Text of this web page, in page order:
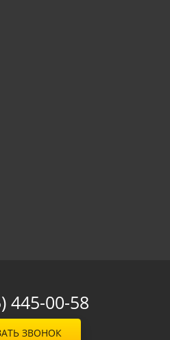
445-00-58
ЗВОНОК